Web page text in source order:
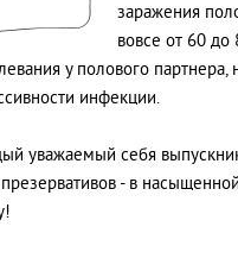
заражения
вовсе от 60 до
у полового
инфекции.
уважаемый себя
презервативов - в